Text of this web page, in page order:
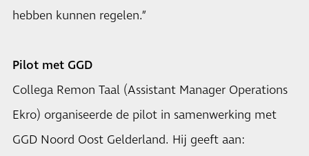
hebben kunnen regelen.”
Pilot met GGD
Collega Remon Taal (Assistant Manager Operations
Ekro) organiseerde de pilot in samenwerking met
GGD Noord Oost Gelderland. Hij geeft aan: